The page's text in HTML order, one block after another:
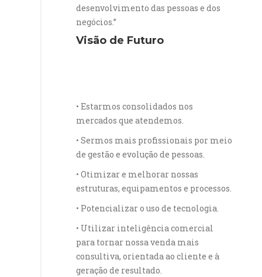
desenvolvimento das pessoas e dos
negócios.”
Visão de Futuro
• Estarmos consolidados nos
mercados que atendemos.
• Sermos mais profissionais por meio
de gestão e evolução de pessoas.
• Otimizar e melhorar nossas
estruturas, equipamentos e processos.
• Potencializar o uso de tecnologia.
• Utilizar inteligência comercial
para tornar nossa venda mais
consultiva, orientada ao cliente e à
geração de resultado.